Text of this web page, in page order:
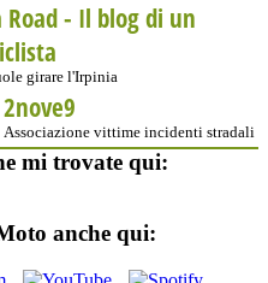
- Il blog di un
girare l'Irpinia
2nove9
Associazione vittime incidenti stradali
mi trovate qui:
anche qui: